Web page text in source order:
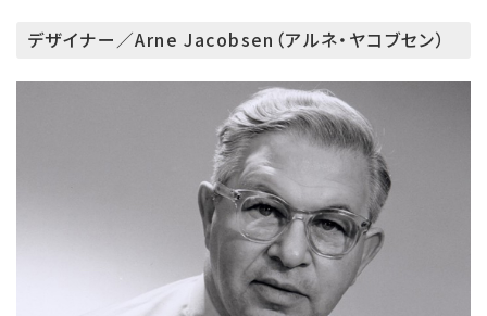
デザイナー／Arne Jacobsen（アルネ・ヤコブセン）